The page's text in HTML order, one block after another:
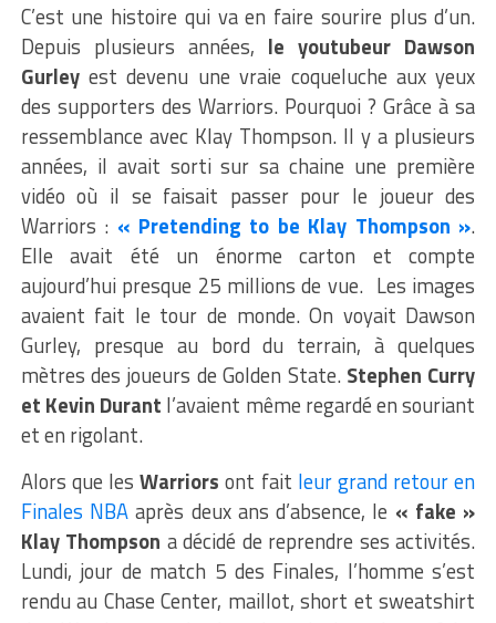
C’est une histoire qui va en faire sourire plus d’un.
Depuis plusieurs années, le youtubeur Dawson
Gurleyest devenu une vraie coqueluche aux yeux
des supporters des Warriors. Pourquoi ? Grâce à sa
ressemblance avec Klay Thompson. Il y a plusieurs
années, il avait sorti sur sa chaine une première
vidéo où il se faisait passer pour le joueur des
Warriors : « Pretending to be Klay Thompson ».
Elle avait été un énorme carton et compte
aujourd’hui presque 25 millions de vue. Les images
avaient fait le tour de monde. On voyait Dawson
Gurley, presque au bord du terrain, à quelques
mètres des joueurs de Golden State. Stephen Curry
et Kevin Durant l’avaient même regardé en souriant
et en rigolant.
Alors que lesWarriors ont fait leur grand retour en
Finales NBAaprès deux ans d’absence, le « fake »
Klay Thompson a décidé de reprendre ses activités.
Lundi, jour de match 5 des Finales, l’homme s’est
rendu au Chase Center, maillot, short et sweatshirt